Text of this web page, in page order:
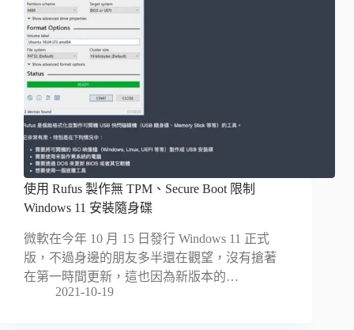
使用 Rufus 製作無 TPM、Secure Boot 限制
Windows 11 安裝隨身碟
微軟在今年 10 月 15 日發行 Windows 11 正式
版，不過身邊的朋友多半還在觀望，沒有搶著
在第一時間更新，這也因為新版本的…
2021-10-19